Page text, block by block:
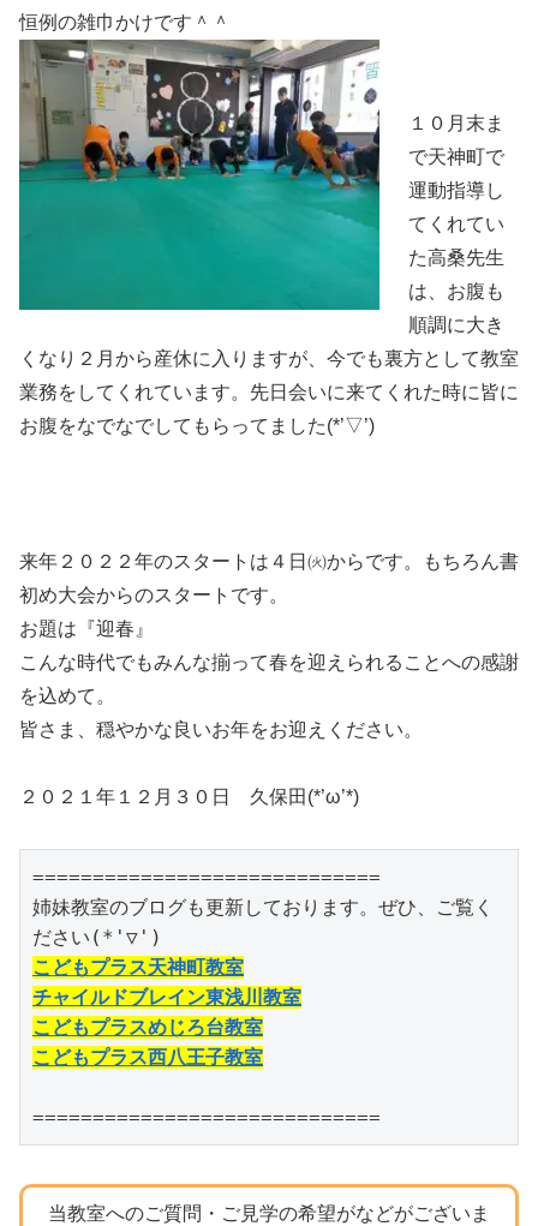
恒例の雑巾かけです＾＾
１０月末ま
で天神町で
運動指導し
てくれてい
た高桑先生
は、お腹も
順調に大き
くなり２月から産休に入りますが、今でも裏方として教室
業務をしてくれています。先日会いに来てくれた時に皆に
お腹をなでなでしてもらってました(*’▽’)
来年２０２２年のスタートは４日㈫からです。もちろん書
初め大会からのスタートです。
お題は『迎春』
こんな時代でもみんな揃って春を迎えられることへの感謝
を込めて。
皆さま、穏やかな良いお年をお迎えください。
２０２１年１２月３０日 久保田(*’ω’*)
=============================
姉妹教室のブログも更新しております。ぜひ、ご覧く
こどもプラス天神町教室
チャイルドブレイン東浅川教室
こどもプラスめじろ台教室
こどもプラス西八王子教室
=============================
当教室へのご質問・ご見学の希望がなどがございま